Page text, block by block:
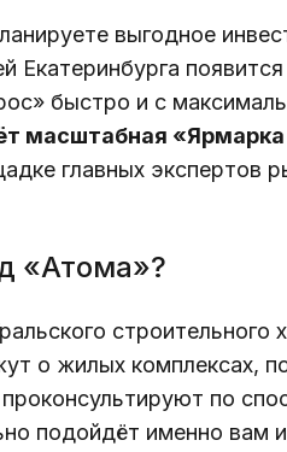
выгодное
Екатеринбурга появится
быстро и с
масштабная
главных экспертов
«Атома»?
строительного
о жилых комплексах,
по
подойдёт именно вам